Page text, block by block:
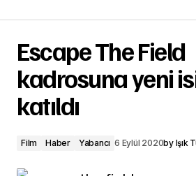
Escape The Field
kadrosuna yeni
katıldı
Film Haber Yabancı 6 Eylül 2020by Işık